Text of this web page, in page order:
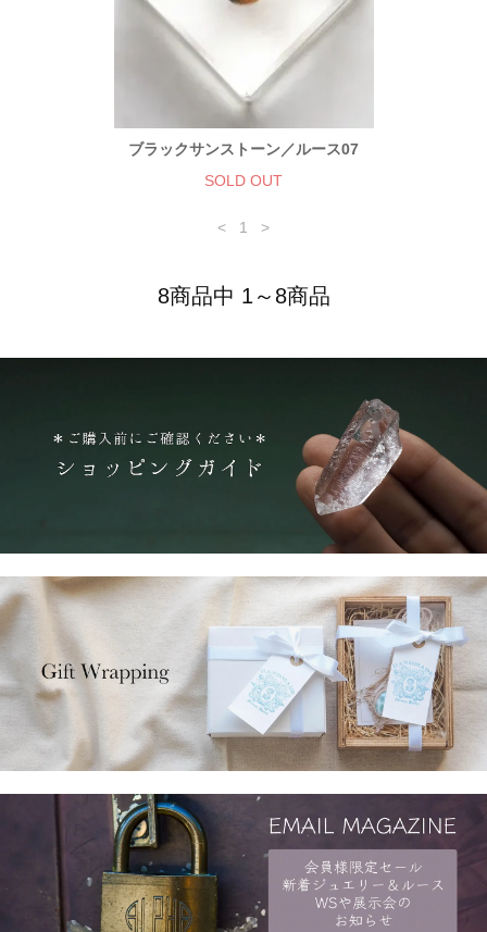
ブラックサンストーン／ルース07
SOLD OUT
< 1 >
8商品中 1～8商品